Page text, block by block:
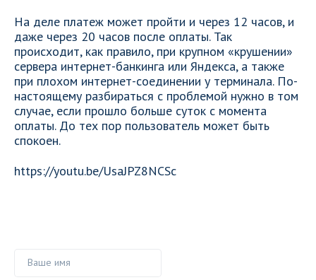
На деле платеж может пройти и через 12 часов, и
даже через 20 часов после оплаты. Так
происходит, как правило, при крупном «крушении»
сервера интернет-банкинга или Яндекса, а также
при плохом интернет-соединении у терминала. По-
настоящему разбираться с проблемой нужно в том
случае, если прошло больше суток с момента
оплаты. До тех пор пользователь может быть
спокоен.
https://youtu.be/UsaJPZ8NCSc